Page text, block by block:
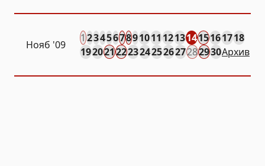
Нояб '09
123456789101112131415161718
192021222324252627282930Архив